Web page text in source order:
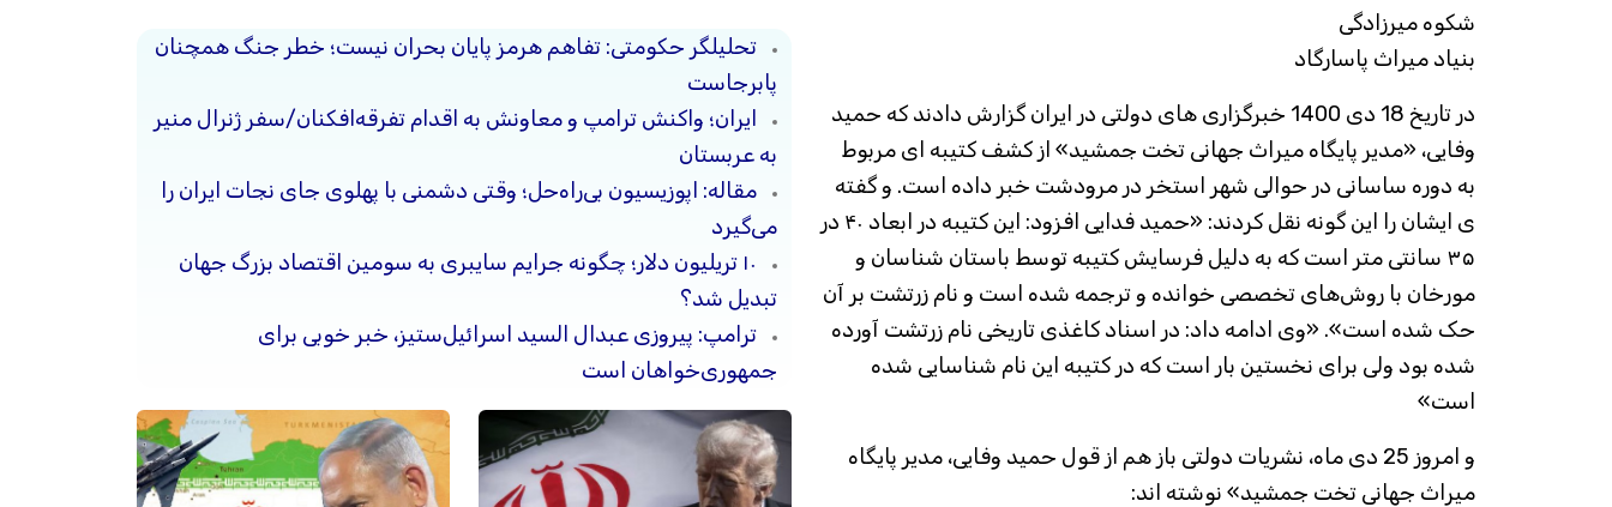
شکوه میرزادگی
بنیاد میراث پاسارگاد
در تاریخ 18 دی 1400 خبرگزاری های دولتی در ایران گزارش دادند که حمید
وفایی، «مدیر پایگاه میراث جهانی تخت جمشید» از کشف کتیبه ای مربوط
به دوره ساسانی در حوالی شهر استخر در مرودشت خبر داده است. و گفته
ی ایشان را این گونه نقل کردند: «حمید فدایی افزود: این کتیبه در ابعاد ۴٠ در
٣۵ سانتی متر است که به دلیل فرسایش کتیبه توسط باستان شناسان و
مورخان با روش‌های تخصصی خوانده و ترجمه شده است و نام زرتشت بر آن
حک شده است». «وی ادامه داد: در اسناد کاغذی تاریخی نام زرتشت آورده
شده بود ولی برای نخستین بار است که در کتیبه این نام شناسایی شده
است»
و امروز 25 دی ماه، نشریات دولتی باز هم از قول حمید وفایی، مدیر پایگاه
میراث جهانی تخت جمشید» نوشته اند:
تحلیلگر حکومتی: تفاهم هرمز پایان بحران نیست؛ خطر جنگ همچنان
پابرجاست
ایران؛ واکنش ترامپ و معاونش به اقدام تفرقه‌افکنان/سفر ژنرال منیر
به عربستان
مقاله: اپوزیسیون بی‌راه‌حل؛ وقتی دشمنی با پهلوی جای نجات ایران را
می‌گیرد
۱۰ تریلیون دلار؛ چگونه جرایم سایبری به سومین اقتصاد بزرگ جهان
تبدیل شد؟
ترامپ: پیروزی عبدال السید اسرائیل‌ستیز، خبر خوبی برای
جمهوری‌خواهان است